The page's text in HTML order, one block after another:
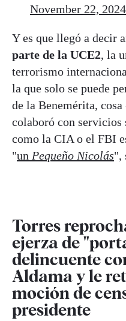
November 22, 2024
Y es que llegó a decir
parte de la UCE2, la
terrorismo
la que solo se puede
de la Benemérita,
colaboró con servicios
como la CIA o el FBI
"un Pequeño Nicolás",
Torres
ejerza de
delincuente
Aldama y le
moción de
presidente